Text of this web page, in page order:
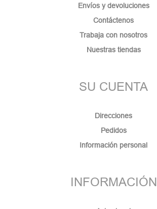
Envíos y devoluciones
Contáctenos
Trabaja con nosotros
Nuestras tiendas
SU CUENTA
Direcciones
Pedidos
Información personal
INFORMACIÓN